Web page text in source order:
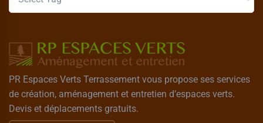
PR Espaces Verts Terrassement vous propose ses services
de création, aménagement et entretien d’espaces verts.
Devis et déplacements gratuits.